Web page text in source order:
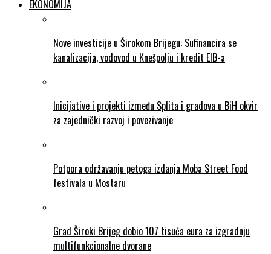
EKONOMIJA
Nove investicije u Širokom Brijegu: Sufinancira se
kanalizacija, vodovod u Knešpolju i kredit EIB-a
Inicijative i projekti između Splita i gradova u BiH okvir
za zajednički razvoj i povezivanje
Potpora održavanju petoga izdanja Moba Street Food
festivala u Mostaru
Grad Široki Brijeg dobio 107 tisuća eura za izgradnju
multifunkcionalne dvorane